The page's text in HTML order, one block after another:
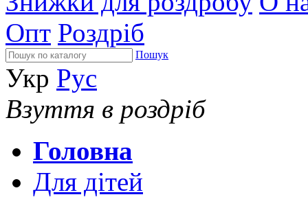
Опт Роздріб
Пошук
Укр Рус
Взуття в роздріб
Головна
Для дітей